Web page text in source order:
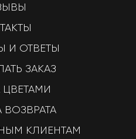
И ОТВЕТЫ
ЗАКАЗ
ЦВЕТАМИ
ВОЗВРАТА
КЛИЕНТАМ